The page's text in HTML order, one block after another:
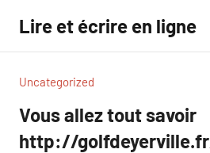
contenu
Lire et écrire en ligne
Uncategorized
Vous allez tout savoir
http://